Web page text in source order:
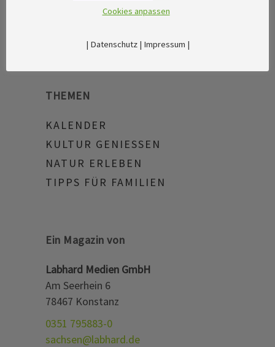
THEMEN
KALENDER
KULTUR GENIESSEN
NATUR ERLEBEN
TIPPS FÜR FAMILIEN
Ein Magazin von
Labhard Medien GmbH
Am Seerhein 6
78467 Konstanz
0351 795883-0
sachsen@labhard.de
Cookies anpassen
| Datenschutz| Impressum |